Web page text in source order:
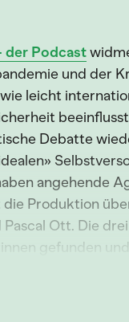
Podcast
und der
leicht
Debatte
angehende
Produktion
Ott. Die
gefunden